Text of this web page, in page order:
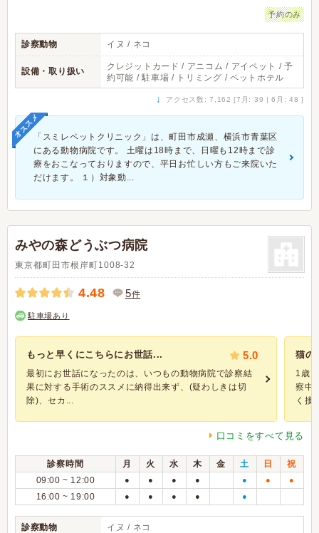
予約のみ
診察動物 イヌ / ネコ
設備・取り扱い
クレジットカード / アニコム / アイペット / 予
約可能 / 駐車場 / トリミング / ペットホテル
↓ アクセス数: 7,162 [7月: 39 | 6月: 48 ]
オススメ「スミレペットクリニック」は、町田市成瀬、横浜市青葉区
にある動物病院です。 土曜は18時まで、日曜も12時まで診
療をおこなっておりますので、平日お忙しい方もご来院いた
だけます。 １）対象動...
みやの森どうぶつ病院
東京都町田市根岸町1008-32
4.48 5件
駐車場あり
もっと早くにこちらにお世話... 5.0
最初にお世話になったのは、いつもの動物病院で診察結
果に対する手術のススメに納得出来ず、(疑わしきは切
除)、セカ...
猫の
1歳
察中
く接
口コミをすべて見る
診察時間 月 火 水 木 金 土 日
祝
09:00 ~ 12:00
● ● ● ● ● ● ●
16:00 ~ 19:00 ● ● ● ● ●
診察動物 イヌ / ネコ